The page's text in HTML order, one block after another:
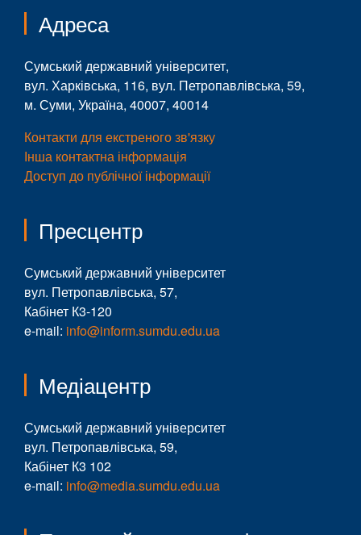
Адреса
Сумський державний університет,
вул. Харківська, 116, вул. Петропавлівська, 59,
м. Суми, Україна, 40007, 40014
Контакти для екстреного зв'язку
Інша контактна інформація
Доступ до публічної інформації
Пресцентр
Сумський державний університет
вул. Петропавлівська, 57,
Кабінет К3-120
e-mail: info@inform.sumdu.edu.ua
Медіацентр
Сумський державний університет
вул. Петропавлівська, 59,
Кабінет К3 102
e-mail: info@media.sumdu.edu.ua